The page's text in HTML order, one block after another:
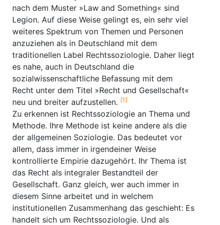
nach dem Muster »Law and Something« sind
Legion. Auf diese Weise gelingt es, ein sehr viel
weiteres Spektrum von Themen und Personen
anzuziehen als in Deutschland mit dem
traditionellen Label Rechtssoziologie. Daher liegt
es nahe, auch in Deutschland die
sozialwissenschaftliche Befassung mit dem
Recht unter dem Titel »Recht und Gesellschaft«
neu und breiter aufzustellen. [1]
Zu erkennen ist Rechtssoziologie an Thema und
Methode. Ihre Methode ist keine andere als die
der allgemeinen Soziologie. Das bedeutet vor
allem, dass immer in irgendeiner Weise
kontrollierte Empirie dazugehört. Ihr Thema ist
das Recht als integraler Bestandteil der
Gesellschaft. Ganz gleich, wer auch immer in
diesem Sinne arbeitet und in welchem
institutionellen Zusammenhang das geschieht: Es
handelt sich um Rechtssoziologie. Und als